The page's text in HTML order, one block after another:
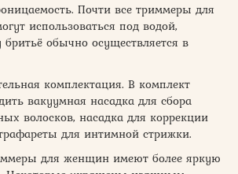
Почти все триммеры для
использоваться под водой,
бритьё обычно осуществляется в
комплектация. В комплект
вакуумная насадка для сбора
волосков, насадка для коррекции
для интимной стрижки.
для женщин имеют более яркую